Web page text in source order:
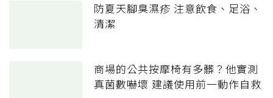
防夏天腳臭濕疹 注意飲食、足浴、
清潔
商場的公共按摩椅有多髒？他實測
真菌數嚇壞 建議使用前一動作自救